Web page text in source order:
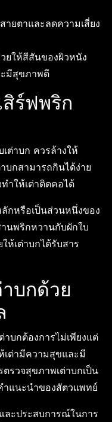
ายตาและลดความเสี่ยง
ยให้สีสันของผิวหนัง
ะมีสุขภาพดี
สิร์ฟพริก
ต่าบก ควรล้างให้
บกสามารถกินได้ง่าย
ำให้เต่าติดคอได้
กหรือเป็นส่วนหนึ่งของ
นพริกหวานกับผักใบ
ห้เต่าบกได้รับสาร
บกด้วย
บกต้องการไม่เพียงแต่
เต่ามีความสุขและมี
รวจสุขภาพเต่าบกเป็น
ำแนะนำของสัตวแพทย์
ละประสบการณ์ในการ